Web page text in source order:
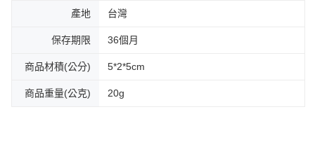
產地 台灣
保存期限 36個月
商品材積(公分) 5*2*5cm
商品重量(公克) 20g